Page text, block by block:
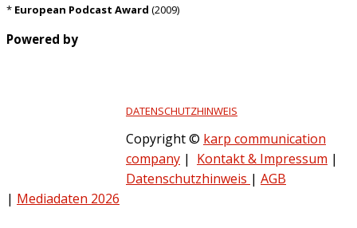
* European Podcast Award (2009)
Powered by
DATENSCHUTZHINWEIS
Copyright © karp communication
company | Kontakt & Impressum |
Datenschutzhinweis | AGB
| Mediadaten 2026